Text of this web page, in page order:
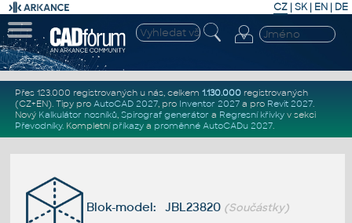
CZ | SK| EN | DE
Přes 123.000 registrovaných u nás, celkem 1.130.000registrovaných
(CZ+EN). Tipy pro AutoCAD 2027, pro Inventor 2027a pro Revit 2027.
Nový Kalkulátor nosníků, Spirograf generátor a Regresní křivkyv sekci
Převodníky. Kompletní příkazya proměnné AutoCADu 2027.
Blok-model: JBL23820 (Součástky)